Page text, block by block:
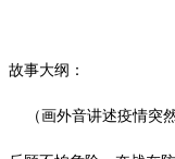
故事大纲：
（画外音讲述疫情突